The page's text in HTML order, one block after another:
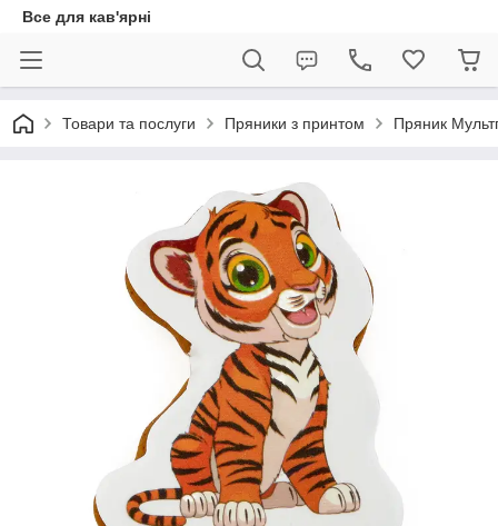
Все для кав'ярні
Товари та послуги Пряники з принтом Пряник